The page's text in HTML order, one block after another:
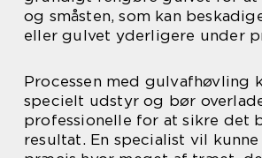
og småsten, som kan
eller gulvet yderligere under
Processen med gulvafhøvling
specielt udstyr og bør
professionelle for at sikre det
resultat. En specialist vil